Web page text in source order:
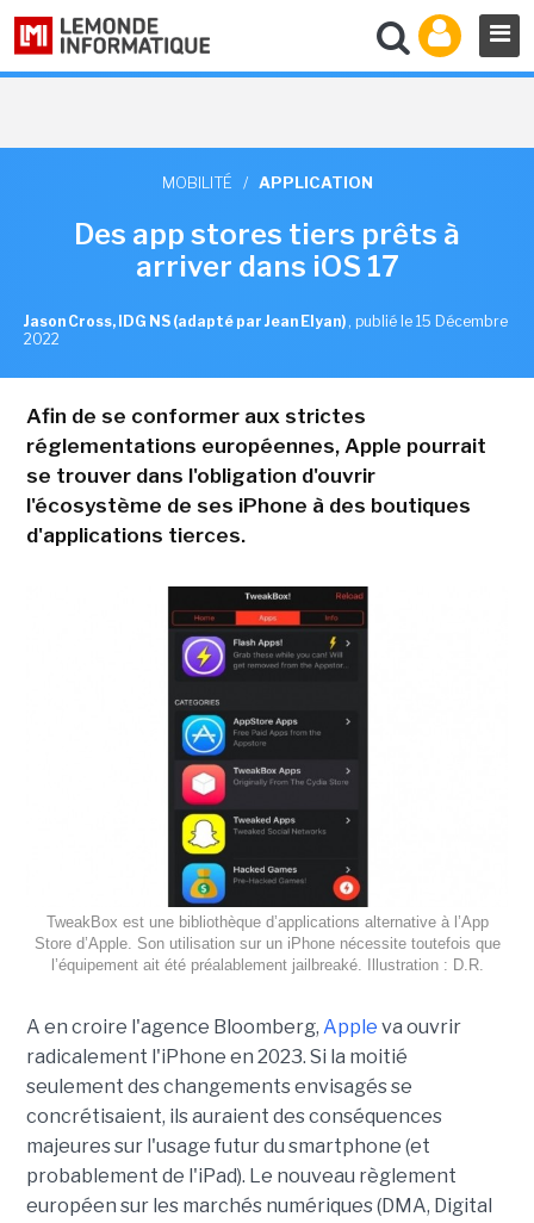
MOBILITÉ / APPLICATION
Des app stores tiers prêts à
arriver dans iOS 17
Jason Cross, IDG NS (adapté par Jean Elyan) , publié le 15 Décembre
2022
Afin de se conformer aux strictes
réglementations européennes, Apple pourrait
se trouver dans l'obligation d'ouvrir
l'écosystème de ses iPhone à des boutiques
d'applications tierces.
TweakBox est une bibliothèque d’applications alternative à l’App
Store d’Apple. Son utilisation sur un iPhone nécessite toutefois que
l’équipement ait été préalablement jailbreaké. Illustration : D.R.
A en croire l'agence Bloomberg, Apple va ouvrir
radicalement l'iPhone en 2023. Si la moitié
seulement des changements envisagés se
concrétisaient, ils auraient des conséquences
majeures sur l'usage futur du smartphone (et
probablement de l'iPad). Le nouveau règlement
européen sur les marchés numériques (DMA, Digital